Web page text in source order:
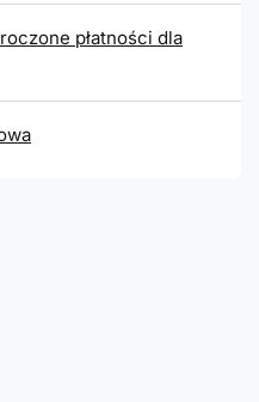
płatności dla